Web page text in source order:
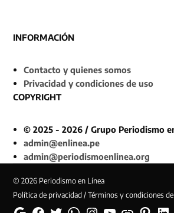
INFORMACIÓN
Contacto y quienes somos
Privacidad y condiciones de uso
COPYRIGHT
© 2025 - 2026 / Grupo Periodismo
admin@enlinea.pe
admin@periodismoenlinea.org
© 2026 Periodismo en Línea
Política de privacidad / Términos y condiciones